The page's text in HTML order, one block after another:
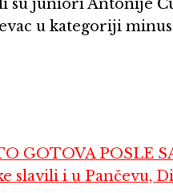
su juniori Antonije
u kategoriji
GOTOVA POSLE
slavili i u Pančevu,